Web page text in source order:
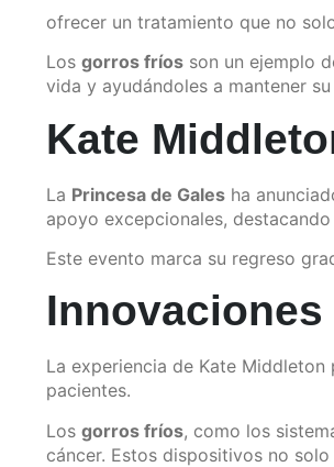
ofrecer un tratamiento que no
Los gorros fríos son un ejemplo
vida y ayudándoles a mantener
Kate
La Princesa de Gales ha
apoyo excepcionales,
Este evento marca su regreso
La experiencia de Kate
pacientes.
Los gorros fríos, como los
cáncer. Estos dispositivos no